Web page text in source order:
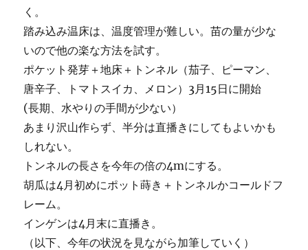
く。
踏み込み温床は、温度管理が難しい。苗の量が少な
いので他の楽な方法を試す。
ポケット発芽＋地床＋トンネル（茄子、ピーマン、
唐辛子、トマトスイカ、メロン）3月15日に開始
(長期、水やりの手間が少ない）
あまり沢山作らず、半分は直播きにしてもよいかも
しれない。
トンネルの長さを今年の倍の4mにする。
胡瓜は4月初めにポット蒔き＋トンネルかコールドフ
レーム。
インゲンは4月末に直播き。
（以下、今年の状況を見ながら加筆していく）